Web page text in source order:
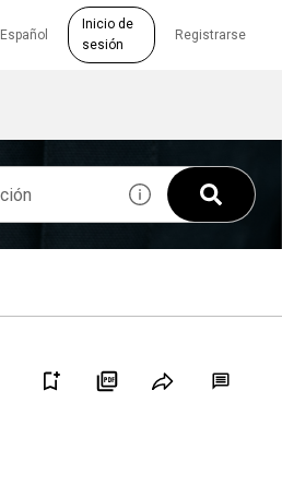
Registrarse
Español
Inicio de
sesión